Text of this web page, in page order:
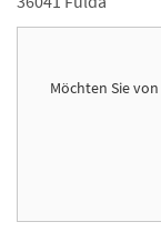
Möchten Sie von